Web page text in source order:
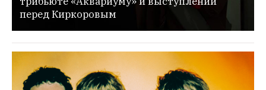
перед Киркоровым